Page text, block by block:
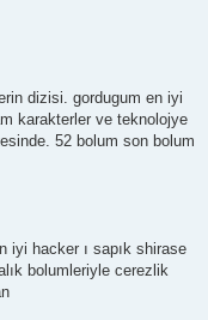
dizisi. gordugum en iyi
karakterler ve teknolojye
52 bolum son bolum
iyi hacker ı sapık shirase
bolumleriyle cerezlik